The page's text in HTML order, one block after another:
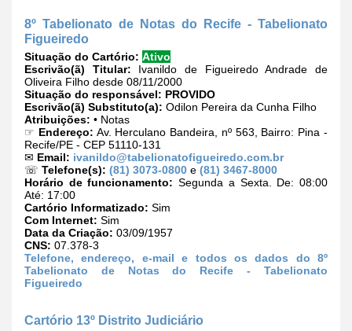
8º Tabelionato de Notas do Recife - Tabelionato
Figueiredo
Situação do Cartório: Ativo
Escrivão(ã) Titular: Ivanildo de Figueiredo Andrade de
Oliveira Filho desde 08/11/2000
Situação do responsável: PROVIDO
Escrivão(ã) Substituto(a): Odilon Pereira da Cunha Filho
Atribuições: • Notas
☞ Endereço: Av. Herculano Bandeira, nº 563, Bairro: Pina -
Recife/PE - CEP 51110-131
✉ Email: ivanildo@tabelionatofigueiredo.com.br
☏ Telefone(s): (81) 3073-0800 e (81) 3467-8000
Horário de funcionamento: Segunda a Sexta. De: 08:00
Até: 17:00
Cartório Informatizado: Sim
Com Internet: Sim
Data da Criação: 03/09/1957
CNS: 07.378-3
Telefone, endereço, e-mail e todos os dados do 8º
Tabelionato de Notas do Recife - Tabelionato
Figueiredo
Cartório 13º Distrito Judiciário